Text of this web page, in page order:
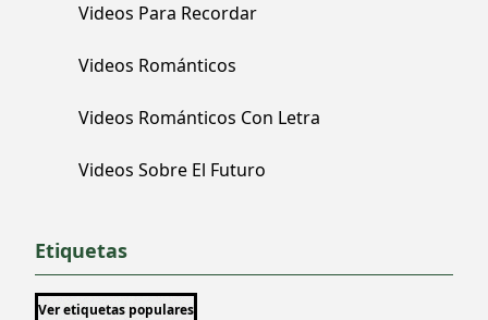
Videos Para Recordar
Videos Románticos
Videos Románticos Con Letra
Videos Sobre El Futuro
Etiquetas
Ver etiquetas populares